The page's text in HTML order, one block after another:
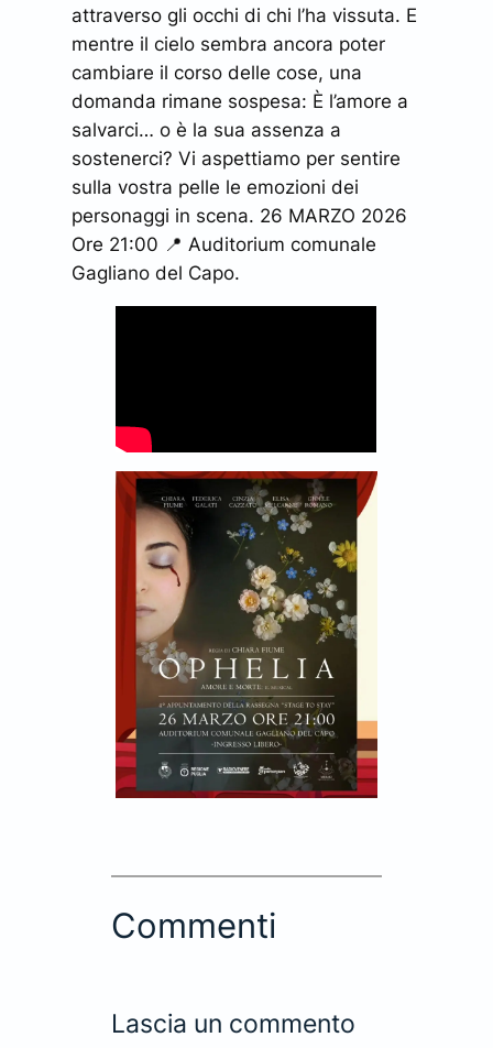
attraverso gli occhi di chi l’ha vissuta. E
mentre il cielo sembra ancora poter
cambiare il corso delle cose, una
domanda rimane sospesa: È l’amore a
salvarci… o è la sua assenza a
sostenerci? Vi aspettiamo per sentire
sulla vostra pelle le emozioni dei
personaggi in scena. 26 MARZO 2026
Ore 21:00 📍 Auditorium comunale
Gagliano del Capo.
Commenti
Lascia un commento